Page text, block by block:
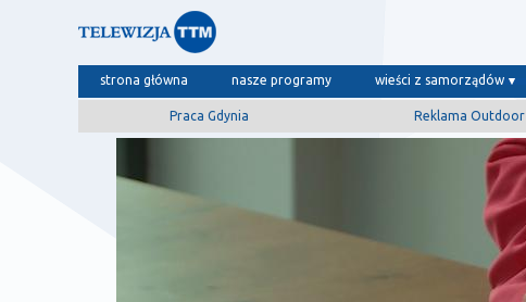
strona główna nasze programy wieści z samorządów
Praca Gdynia Reklama Outdoor